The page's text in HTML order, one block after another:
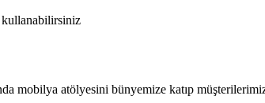
kullanabilirsiniz
mobilya atölyesini bünyemize katıp